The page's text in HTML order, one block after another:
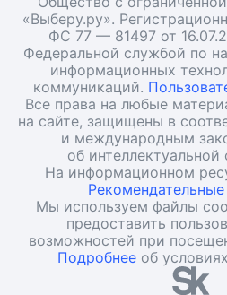
«Выберу.ру».
ФС 77 — 81497 от
Федеральной службой по
информационных
коммуникаций.
Все права на любые
на сайте, защищены в
и международным
об интеллектуальной
На информационном
Мы используем файлы
предоставить
возможностей при
Подробнее об